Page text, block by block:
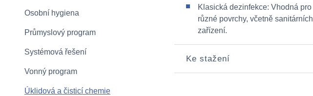
Osobní hygiena
Průmyslový program
Systémová řešení
Vonný program
Úklidová a čisticí chemie
Klasická dezinfekce: Vhodná pro
různé povrchy, včetně sanitárních
zařízení.
Ke stažení